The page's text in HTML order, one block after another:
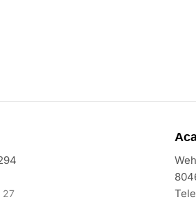
27